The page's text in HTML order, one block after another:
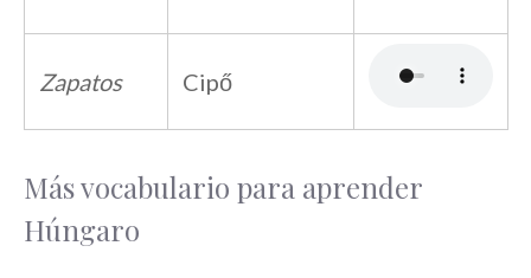
Zapatos Cipő
Más vocabulario para aprender
Húngaro